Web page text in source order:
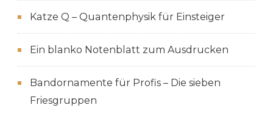
Katze Q – Quantenphysik für Einsteiger
Ein blanko Notenblatt zum Ausdrucken
Bandornamente für Profis – Die sieben
Friesgruppen